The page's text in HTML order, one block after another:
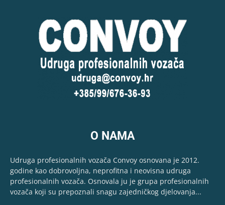
O NAMA
Udruga profesionalnih vozača Convoy osnovana je 2012.
godine kao dobrovoljna, neprofitna i neovisna udruga
profesionalnih vozača. Osnovala ju je grupa profesionalnih
vozača koji su prepoznali snagu zajedničkog djelovanja...